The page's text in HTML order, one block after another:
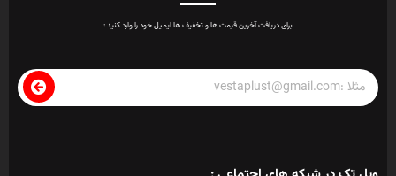
برای دریافت آخرین قیمت ها و تخفیف ها ایمیل خود را وارد کنید :